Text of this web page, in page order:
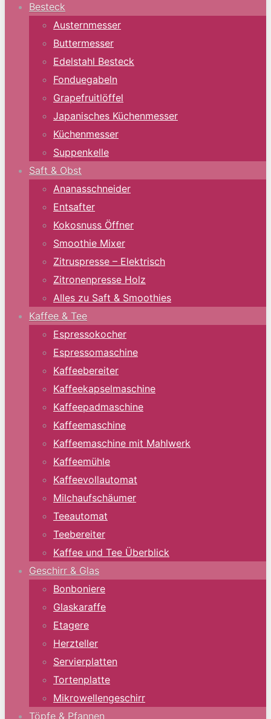
Besteck
Austernmesser
Buttermesser
Edelstahl Besteck
Fonduegabeln
Grapefruitlöffel
Japanisches Küchenmesser
Küchenmesser
Suppenkelle
Saft & Obst
Ananasschneider
Entsafter
Kokosnuss Öffner
Smoothie Mixer
Zitruspresse – Elektrisch
Zitronenpresse Holz
Alles zu Saft & Smoothies
Kaffee & Tee
Espressokocher
Espressomaschine
Kaffeebereiter
Kaffeekapselmaschine
Kaffeepadmaschine
Kaffeemaschine
Kaffeemaschine mit Mahlwerk
Kaffeemühle
Kaffeevollautomat
Milchaufschäumer
Teeautomat
Teebereiter
Kaffee und Tee Überblick
Geschirr & Glas
Bonboniere
Glaskaraffe
Etagere
Herzteller
Servierplatten
Tortenplatte
Mikrowellengeschirr
Töpfe & Pfannen